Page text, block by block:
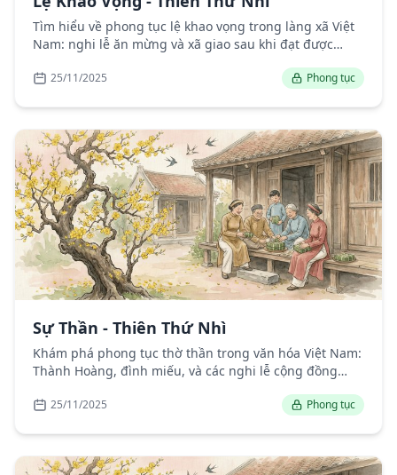
Tìm hiểu về phong tục lệ khao vọng trong làng xã Việt
Nam: nghi lễ ăn mừng và xã giao sau khi đạt được
25/11/2025 Phong tục
Sự Thần - Thiên Thứ Nhì
Khám phá phong tục thờ thần trong văn hóa Việt Nam:
Thành Hoàng, đình miếu, và các nghi lễ cộng đồng
25/11/2025 Phong tục